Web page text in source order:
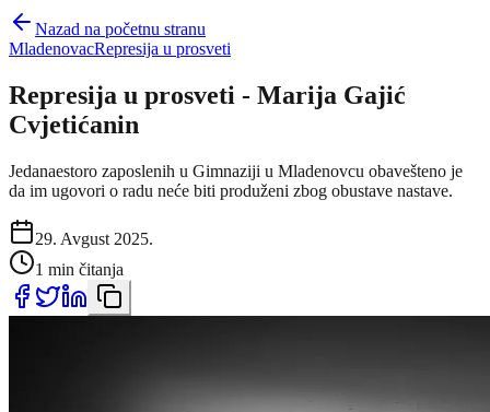
Nazad na početnu stranu
MladenovacRepresija u prosveti
Represija u prosveti - Marija Gajić
Cvjetićanin
Jedanaestoro zaposlenih u Gimnaziji u Mladenovcu obavešteno je
da im ugovori o radu neće biti produženi zbog obustave nastave.
29. Avgust 2025.
1 min čitanja